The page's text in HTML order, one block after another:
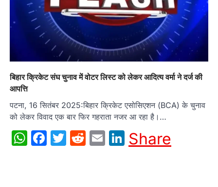
बिहार क्रिकेट संघ चुनाव में वोटर लिस्ट को लेकर आदित्य वर्मा ने दर्ज की
आपत्ति
पटना, 16 सितंबर 2025:बिहार क्रिकेट एसोसिएशन (BCA) के चुनाव
को लेकर विवाद एक बार फिर गहराता नजर आ रहा है।…
WhatsApp
Facebook
Twitter
Reddit
EmailLinkedIn
Share